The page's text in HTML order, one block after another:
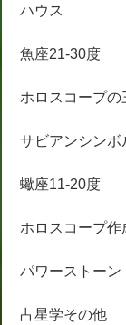
ハウス
魚座21-30度
ホロスコープ
サビアンシンボ
蠍座11-20度
ホロスコープ作
パワーストーン
占星学その他